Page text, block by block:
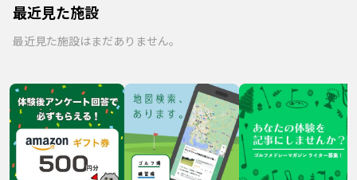
最近見た施設
最近見た施設はまだありません。